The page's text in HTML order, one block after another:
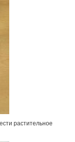
растительное